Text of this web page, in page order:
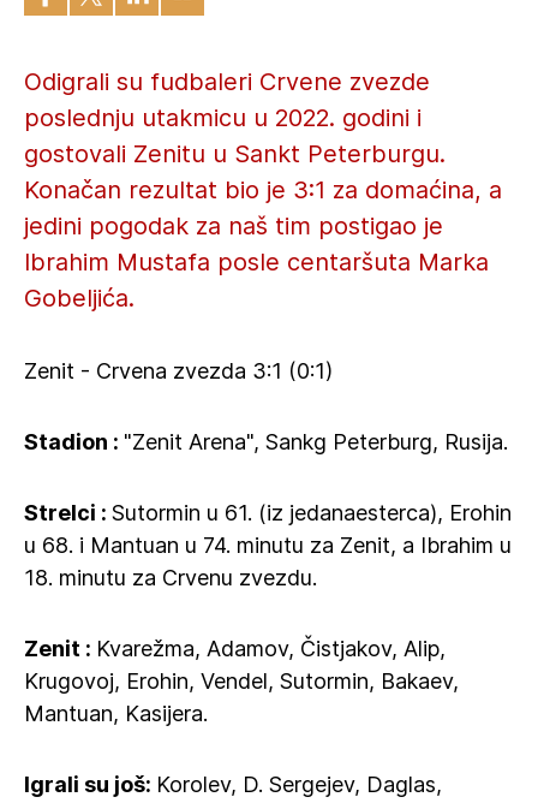
Odigrali su fudbaleri Crvene zvezde
poslednju utakmicu u 2022. godini i
gostovali Zenitu u Sankt Peterburgu.
Konačan rezultat bio je 3:1 za domaćina, a
jedini pogodak za naš tim postigao je
Ibrahim Mustafa posle centaršuta Marka
Gobeljića.
Zenit - Crvena zvezda 3:1 (0:1)
Stadion : "Zenit Arena", Sankg Peterburg, Rusija.
Strelci : Sutormin u 61. (iz jedanaesterca), Erohin
u 68. i Mantuan u 74. minutu za Zenit, a Ibrahim u
18. minutu za Crvenu zvezdu.
Zenit : Kvarežma, Adamov, Čistjakov, Alip,
Krugovoj, Erohin, Vendel, Sutormin, Bakaev,
Mantuan, Kasijera.
Igrali su još: Korolev, D. Sergejev, Daglas,